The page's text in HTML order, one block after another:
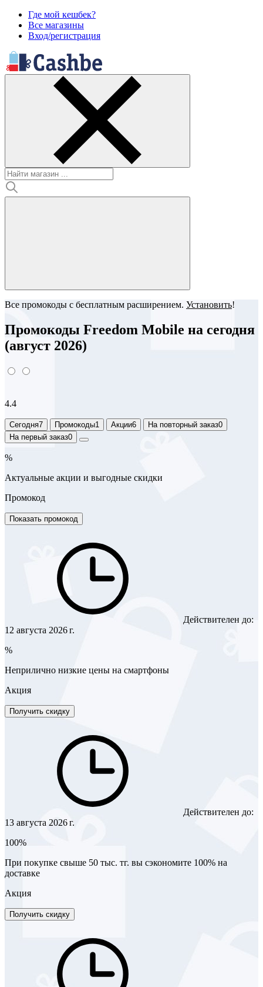
Где мой кешбек?
Все магазины
Вход/регистрация
Все промокоды с бесплатным расширением. Установить!
Промокоды Freedom Mobile на сегодня
(август 2026)
4.4
Сегодня7 Промокоды1 Акции6 На повторный заказ0
На первый заказ0
%
Актуальные акции и выгодные скидки
Промокод
Показать промокод
Действителен до:
12 августа 2026 г.
%
Неприлично низкие цены на смартфоны
Акция
Получить скидку
Действителен до:
13 августа 2026 г.
100%
При покупке свыше 50 тыс. тг. вы сэкономите 100% на
доставке
Акция
Получить скидку